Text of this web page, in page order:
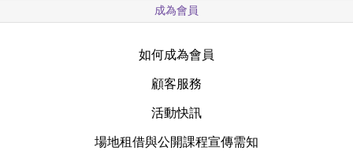
成為會員
如何成為會員
顧客服務
活動快訊
場地租借與公開課程宣傳需知